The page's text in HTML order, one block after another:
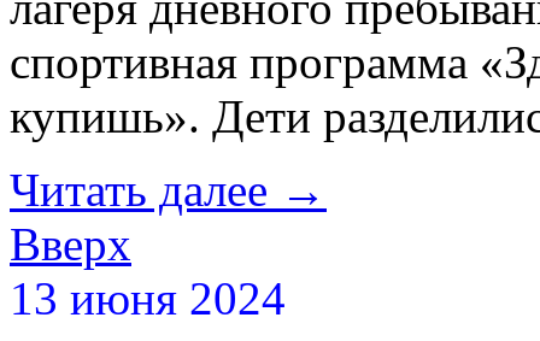
спортивная программа
купишь». Дети
Читать далее →
Вверх
13 июня 2024